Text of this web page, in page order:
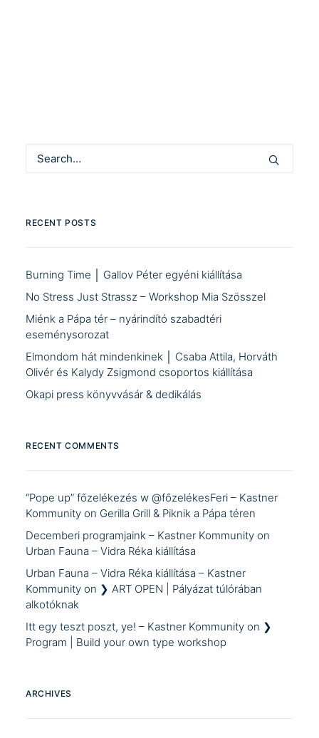
RECENT POSTS
Burning Time │ Gallov Péter egyéni kiállítása
No Stress Just Strassz – Workshop Mia Szösszel
Miénk a Pápa tér – nyárindító szabadtéri
eseménysorozat
Elmondom hát mindenkinek │ Csaba Attila, Horváth
Olivér és Kalydy Zsigmond csoportos kiállítása
Okapi press könyvvásár & dedikálás
RECENT COMMENTS
“Pope up” főzelékezés w @főzelékesFeri – Kastner
Kommunity on Gerilla Grill & Piknik a Pápa téren
Decemberi programjaink – Kastner Kommunity on
Urban Fauna – Vidra Réka kiállítása
Urban Fauna – Vidra Réka kiállítása – Kastner
Kommunity on ❯ ART OPEN | Pályázat túlórában
alkotóknak
Itt egy teszt poszt, ye! – Kastner Kommunity on ❯
Program | Build your own type workshop
ARCHIVES